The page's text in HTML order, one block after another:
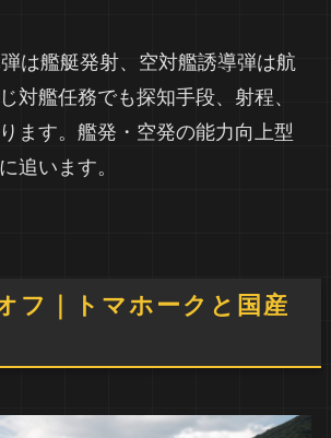
は艦艇発射、空対艦誘導弾は航
対艦任務でも探知手段、射程、
ます。艦発・空発の能力向上型
追います。
フ｜トマホークと国産